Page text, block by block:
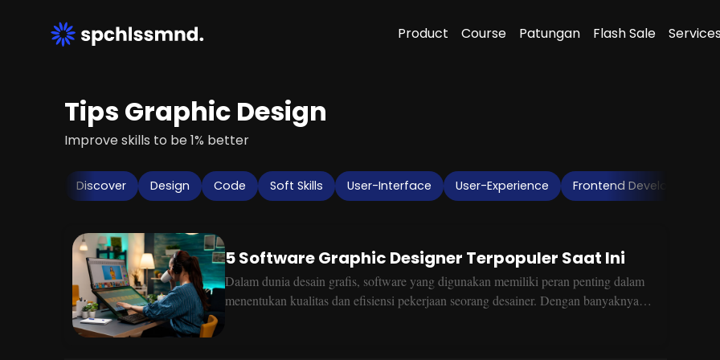
Product Course Patungan Flash Sale
Tips Graphic Design
Improve skills to be 1% better
Discover Design Code Soft Skills User-Interface User-Experience Frontend Development
5 Software Graphic Designer Terpopuler Saat Ini
Dalam dunia desain grafis, software yang digunakan memiliki peran penting dalam
menentukan kualitas dan efisiensi pekerjaan seorang desainer. Dengan banyaknya